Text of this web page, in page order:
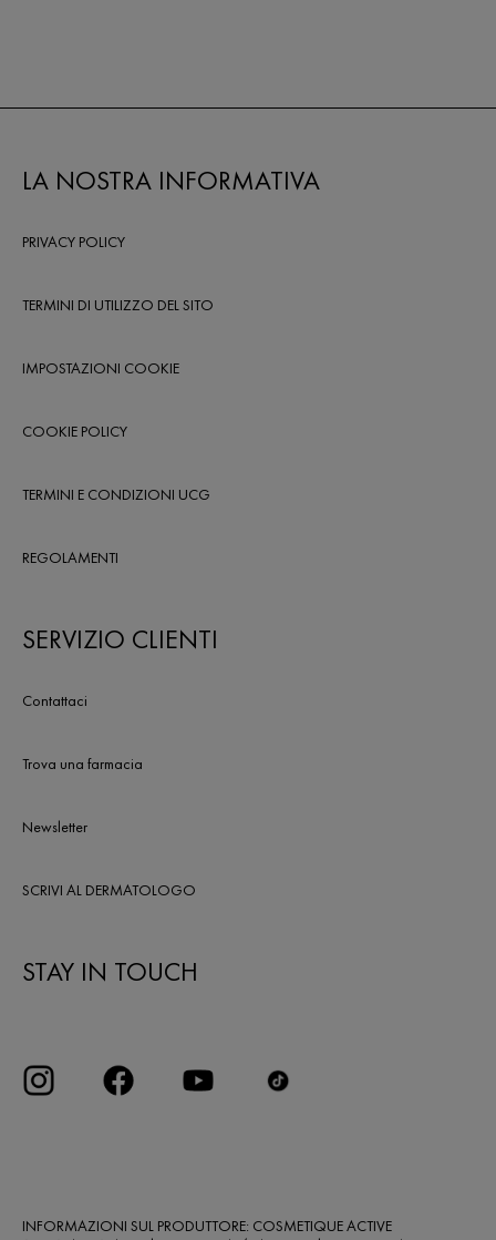
LA NOSTRA INFORMATIVA
PRIVACY POLICY
TERMINI DI UTILIZZO DEL SITO
IMPOSTAZIONI COOKIE
COOKIE POLICY
TERMINI E CONDIZIONI UCG
REGOLAMENTI
SERVIZIO CLIENTI
Contattaci
Trova una farmacia
Newsletter
SCRIVI AL DERMATOLOGO
STAY IN TOUCH
INFORMAZIONI SUL PRODUTTORE: COSMETIQUE ACTIVE